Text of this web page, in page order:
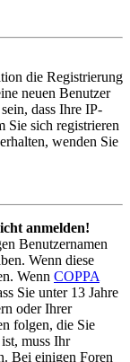
die Registrierung
neuen Benutzer
dass Ihre IP-
Sie sich registrieren
wenden Sie
anmelden!
Benutzernamen
Wenn diese
Wenn COPPA
Sie unter 13 Jahre
oder Ihrer
folgen, die Sie
muss Ihr
Bei einigen Foren